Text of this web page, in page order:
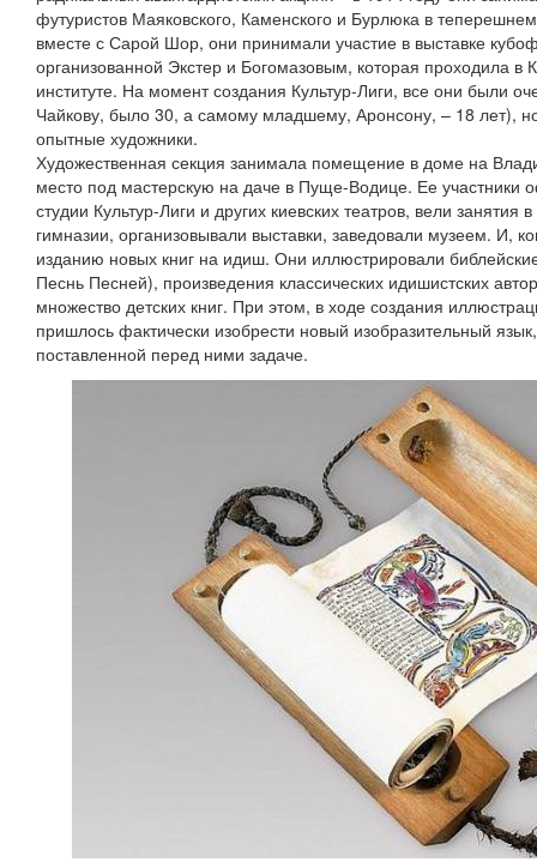
футуристов Маяковского, Каменского и Бурлюка в
вместе с Сарой Шор, они принимали участие в выставке
организованной Экстер и Богомазовым, которая проходила в
институте. На момент создания Культур-Лиги, все они были
Чайкову, было 30, а самому младшему, Аронсону, – 18 лет),
опытные художники.
Художественная секция занимала помещение в доме на
место под мастерскую на даче в Пуще-Водице. Ее участники
студии Культур-Лиги и других киевских театров, вели занятия
гимназии, организовывали выставки, заведовали музеем. И,
изданию новых книг на идиш. Они иллюстрировали
Песнь Песней), произведения классических идишистских
множество детских книг. При этом, в ходе создания
пришлось фактически изобрести новый изобразительный
поставленной перед ними задаче.